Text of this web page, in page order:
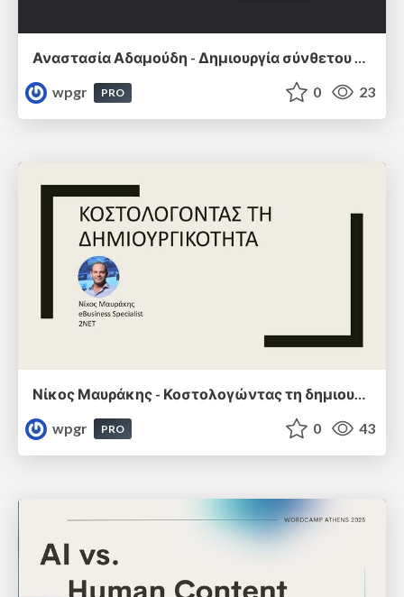
Αναστασία Αδαμούδη - Δημιουργία σύνθετου μενού πλοήγησης σε block θέματα
wpgr
PRO 0 23
wpgr
PRO 0 43